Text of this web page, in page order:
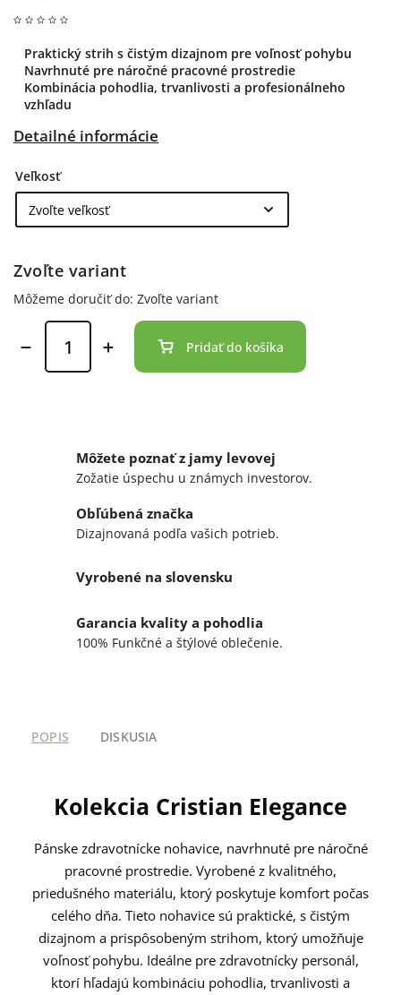
Praktický strih s čistým dizajnom pre voľnosť pohybu
Navrhnuté pre náročné pracovné prostredie
Kombinácia pohodlia, trvanlivosti a profesionálneho
vzhľadu
Detailné informácie
Veľkosť
Zvoľte variant
Môžeme doručiť do: Zvoľte variant
Pridať do košíka
Môžete poznať z jamy levovej
Zožatie úspechu u známych investorov.
Obľúbená značka
Dizajnovaná podľa vašich potrieb.
Vyrobené na slovensku
Garancia kvality a pohodlia
100% Funkčné a štýlové oblečenie.
POPIS DISKUSIA
Kolekcia Cristian Elegance
Pánske zdravotnícke nohavice, navrhnuté pre náročné
pracovné prostredie. Vyrobené z kvalitného,
priedušného materiálu, ktorý poskytuje komfort počas
celého dňa. Tieto nohavice sú praktické, s čistým
dizajnom a prispôsobeným strihom, ktorý umožňuje
voľnosť pohybu. Ideálne pre zdravotnícky personál,
ktorí hľadajú kombináciu pohodlia, trvanlivosti a